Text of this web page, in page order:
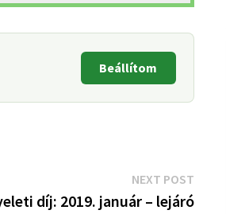
Beállítom
NEXT POSTNext
post:
díj: 2019. január – lejáró